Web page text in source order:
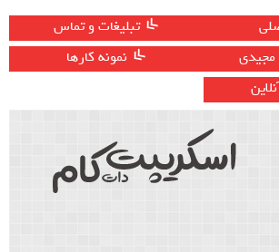
تبلیغات و تماس
مجیدی
نمونه کارها